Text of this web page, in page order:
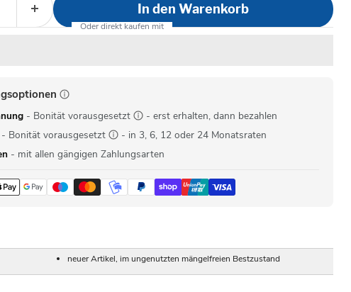
In den Warenkorb
- Bonität vorausgesetzt
- erst erhalten, dann bezahlen
Bonität vorausgesetzt
- in 3, 6, 12 oder 24 Monatsraten
- mit allen gängigen Zahlungsarten
neuer Artikel, im ungenutzten mängelfreien Bestzustand